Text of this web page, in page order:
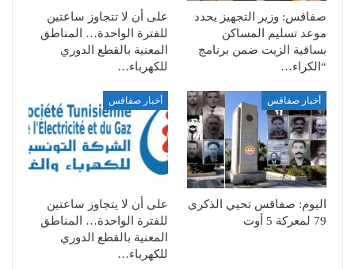
صفاقس: وزير التجهيز يحدد
موعد تسليم المساكن
بساقية الزيت ضمن برنامج
“الكراء…
على أن لا تتجاوز ساعتين
للفترة الواحدة… المناطق
المعنية بالقطع الدوري
للكهرباء…
أخبار صفاقس
اليوم: صفاقس تحيي الذكرى
79 لمعركة 5 أوت
أخبار صفاقس
على أن لا يتجاوز ساعتين
للفترة الواحدة… المناطق
المعنية بالقطع الدوري
للكهرباء…